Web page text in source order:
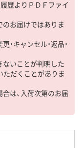
歴よりＰＤＦファイ
のお届けではありま
・キャンセル・返品・
ないことが判明した
ただくことがありま
は、入荷次第のお届